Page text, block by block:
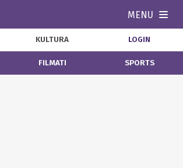
MENU
KULTURA LOGIN
FILMATI SPORTS